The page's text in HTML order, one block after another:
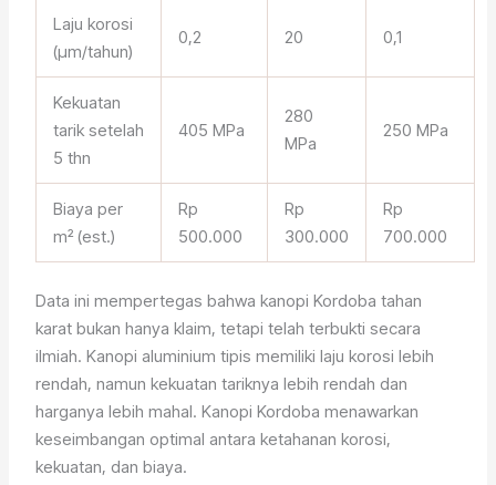
Laju korosi
(µm/tahun)
0,2 20 0,1
Kekuatan
tarik setelah
5 thn
405 MPa
280
MPa
250 MPa
Biaya per
m² (est.)
Rp
500.000
Rp
300.000
Rp
700.000
Data ini mempertegas bahwa kanopi Kordoba tahan
karat bukan hanya klaim, tetapi telah terbukti secara
ilmiah. Kanopi aluminium tipis memiliki laju korosi lebih
rendah, namun kekuatan tariknya lebih rendah dan
harganya lebih mahal. Kanopi Kordoba menawarkan
keseimbangan optimal antara ketahanan korosi,
kekuatan, dan biaya.